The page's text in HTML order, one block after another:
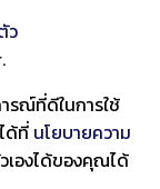
ว
.
รณ์ที่ดีในการใช้
ด้ที่ นโยบายความ
เองได้ของคุณได้